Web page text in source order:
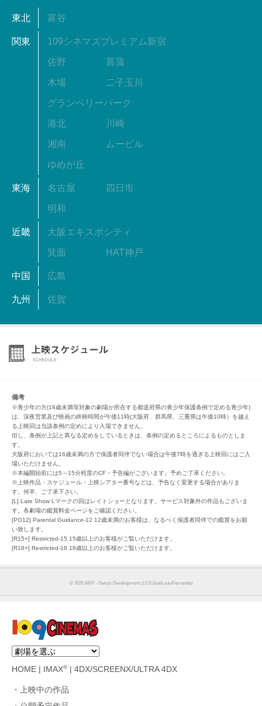
東北 富谷
関東 109シネマズプレミアム新宿
佐野 菖蒲
木場 二子玉川
グランベリーパーク
港北 川崎
湘南 ムービル
ゆめが丘
東海 名古屋 四日市
明和
近畿 大阪エキスポシティ
箕面 HAT神戸
中国 広島
九州 佐賀
備考
※青少年の方(18歳未満等対象の劇場が所在する都道府県の青少年保護条例で定める青少年)
は、深夜営業及び映画の終映時間が午後11時(大阪府、群馬県、三重県は午後10時）を越え
る上映回は当該条例の定めにより入場できません。
但し、条例が上記と異なる定めをしているときは、条例の定めるところによるものとしま
す。
大阪府においては16歳未満の方で保護者同伴でない場合は午後7時を過ぎる上映回にはご入
場いただけません。
※本編開始前には5～15分程度のCF・予告編がございます。予めご了承ください。
※上映作品・スケジュール・上映シアター番号などは、予告なく変更する場合がありま
す。何卒、ご了承下さい。
[L] Late Show Lマークの回はレイトショーとなります。サービス対象外の作品もございま
す。各劇場の鑑賞料金ページをご確認ください。
[PG12] Parental Guidance-12 12歳未満のお客様は、なるべく保護者同伴での鑑賞をお願
い致します。
[R15+] Restricted-15 15歳以上のお客様がご覧いただけます。
[R18+] Restricted-18 18歳以上のお客様がご覧いただけます。
© 2025 ARP - Detour Development LLC©JeanLouisFernandez
HOME IMAX®| 4DX/SCREENX/ULTRA 4DX
上映中の作品